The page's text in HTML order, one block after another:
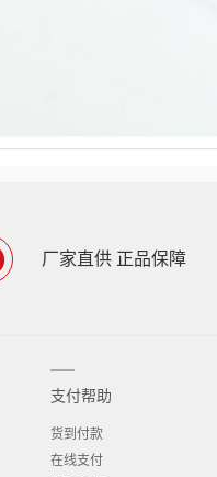
厂家直供 正品保障
支付帮助
货到付款
在线支付